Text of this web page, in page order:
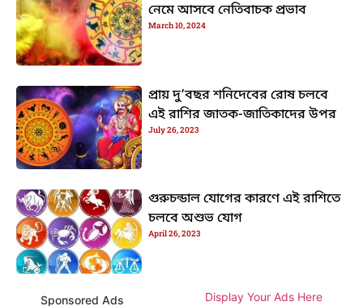
নেমে আসবে নেতিবাচক প্রভাব
March 10, 2024
প্রায় দু’বছর শনিদেবের রোষ চলবে
এই রাশির জাতক-জাতিকাদের উপর
July 26, 2023
গুরুচন্ডাল যোগের কারণে এই রাশিতে
চলবে অশুভ যোগ
April 26, 2023
Sponsored Ads Display Your Ads Here